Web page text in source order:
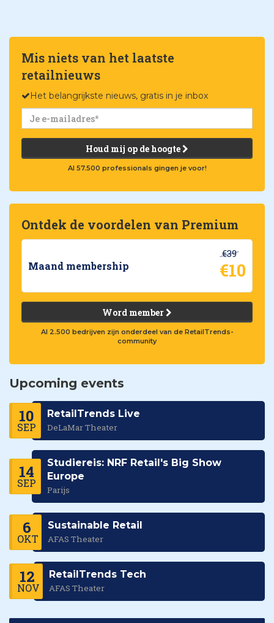
Mis niets van het laatste
retailnieuws
Het belangrijkste nieuws, gratis in je inbox
Houd mij op de hoogte
Al 57.500 professionals gingen je voor!
Ontdek de voordelen van Premium
Maand membership
€39
€10
Word member
Al 2.500 bedrijven zijn onderdeel van de RetailTrends-
community
Upcoming events
10
SEP
RetailTrends Live
DeLaMar Theater
14
SEP
Studiereis: NRF Retail's Big Show
Europe
Parijs
6
OKT
Sustainable Retail
AFAS Theater
12
NOV
RetailTrends Tech
AFAS Theater